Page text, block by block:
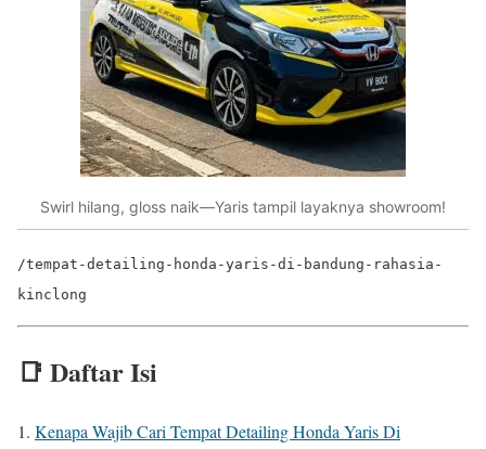
Swirl hilang, gloss naik—Yaris tampil layaknya showroom!
/tempat-detailing-honda-yaris-di-bandung-rahasia-
kinclong
📑 Daftar Isi
Kenapa Wajib Cari Tempat Detailing Honda Yaris Di